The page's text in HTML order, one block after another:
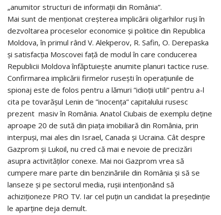
„anumitor structuri de informații din România”.
Mai sunt de menționat creșterea implicării oligarhilor ruși în
dezvoltarea proceselor economice și politice din Republica
Moldova, în primul rând V. Alekperov, R. Safin, O. Derepaska
și satisfacția Moscovei față de modul în care conducerea
Republicii Moldova înfăptuiește anumite planuri tactice ruse.
Confirmarea implicării firmelor rusești în operațiunile de
spionaj este de folos pentru a lămuri ”idioții utili” pentru a-l
cita pe tovarășul Lenin de ”inocența” capitalului rusesc
prezent masiv în România. Anatol Ciubais de exemplu deține
aproape 20 de sută din piața imobiliară din România, prin
interpuși, mai ales din Israel, Canada și Ucraina. Cât despre
Gazprom și Lukoil, nu cred că mai e nevoie de precizări
asupra activităților conexe. Mai noi Gazprom vrea să
cumpere mare parte din benzinăriile din România și să se
lanseze și pe sectorul media, rușii intenționând să
achiziționeze PRO TV. Iar cel puțin un candidat la președinție
le aparține deja demult.